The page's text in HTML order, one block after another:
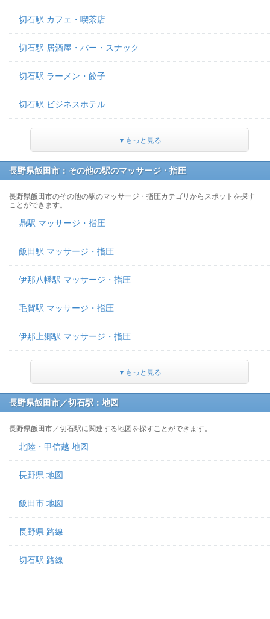
切石駅 カフェ・喫茶店
切石駅 居酒屋・バー・スナック
切石駅 ラーメン・餃子
切石駅 ビジネスホテル
▼もっと見る
長野県飯田市：その他の駅のマッサージ・指圧
長野県飯田市のその他の駅のマッサージ・指圧カテゴリからスポットを探す
ことができます。
鼎駅 マッサージ・指圧
飯田駅 マッサージ・指圧
伊那八幡駅 マッサージ・指圧
毛賀駅 マッサージ・指圧
伊那上郷駅 マッサージ・指圧
▼もっと見る
長野県飯田市／切石駅：地図
長野県飯田市／切石駅に関連する地図を探すことができます。
北陸・甲信越 地図
長野県 地図
飯田市 地図
長野県 路線
切石駅 路線